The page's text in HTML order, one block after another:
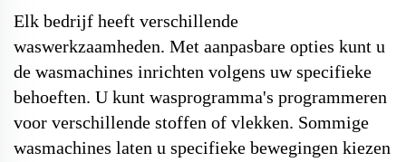
Elk bedrijf heeft verschillende
waswerkzaamheden. Met aanpasbare opties kunt u
de wasmachines inrichten volgens uw specifieke
behoeften. U kunt wasprogramma's programmeren
voor verschillende stoffen of vlekken. Sommige
wasmachines laten u specifieke bewegingen kiezen